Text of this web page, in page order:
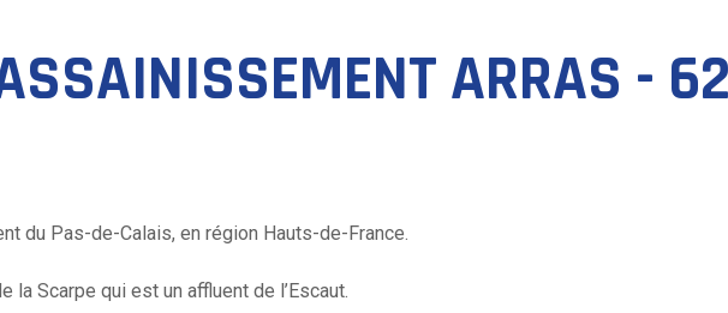
ARRAS -
du Pas-de-Calais, en région Hauts-de-France.
la Scarpe qui est un affluent de l’Escaut.